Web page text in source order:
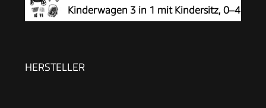
Kinderwagen 3 in 1 mit Kindersitz, 0–4
Mit CabrioFix S i-Size-Kindersitz, Grau
HERSTELLER